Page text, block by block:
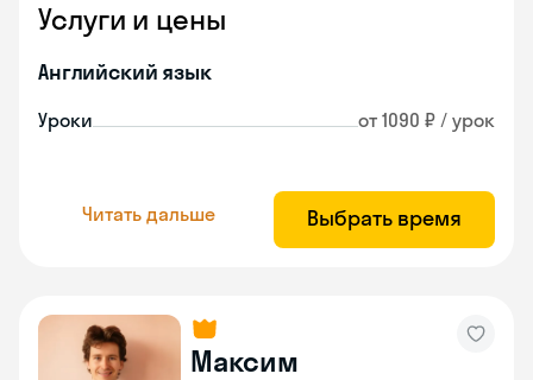
Услуги и цены
Английский язык
Уроки от 1090 ₽ / урок
Читать дальше Выбрать время
Максим